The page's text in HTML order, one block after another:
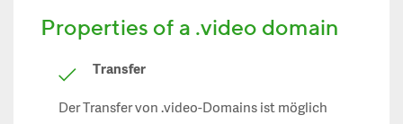
Properties of a .video domain
Transfer
Der Transfer von .video-Domains ist möglich